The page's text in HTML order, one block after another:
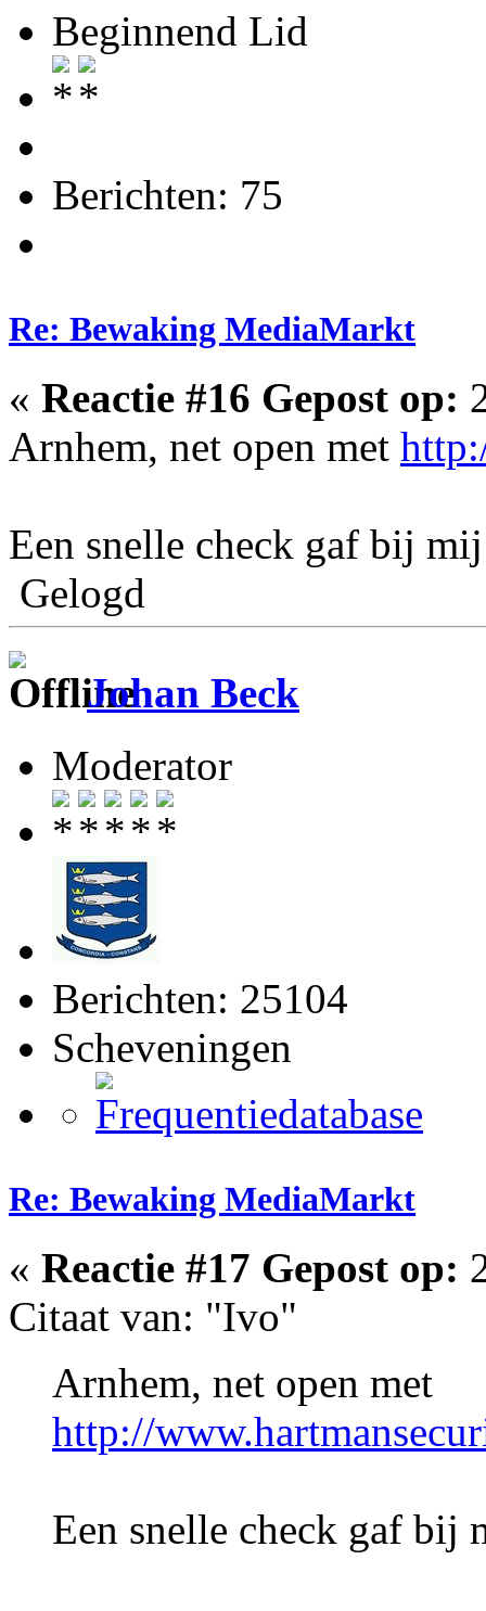
Beginnend Lid
Berichten: 75
Re: Bewaking MediaMarkt
« Reactie #16 Gepost op:
Arnhem, net open met
Een snelle check gaf bij
Gelogd
Johan Beck
Moderator
Berichten: 25104
Scheveningen
Re: Bewaking MediaMarkt
« Reactie #17 Gepost op:
Citaat van: "Ivo"
Arnhem, net open met
http://
Een snelle check gaf